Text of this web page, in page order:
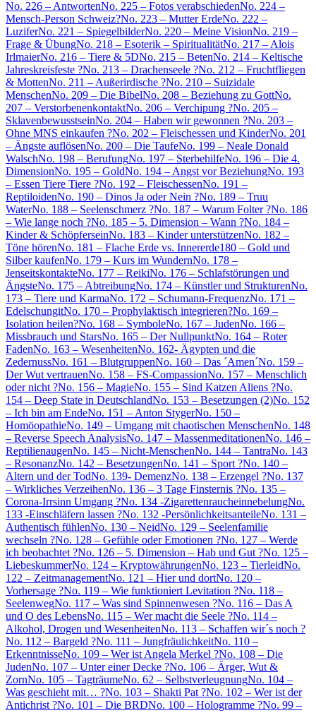
No. 226 – AntwortenNo. 225 – Fotos verabschiedenNo. 224 –
Mensch-Person Schweiz?No. 223 – Mutter ErdeNo. 222 –
LuziferNo. 221 – SpiegelbilderNo. 220 – Meine VisionNo. 219 –
Frage & ÜbungNo. 218 – Esoterik – SpiritualitätNo. 217 – Alois
IrlmaierNo. 216 – Tiere & 5DNo. 215 – BetenNo. 214 – Keltische
Jahreskreisfeste ?No. 213 – Drachenseele ?No. 212 – Fruchtfliegen
& MottenNo. 211 – Außerirdische ?No. 210 – Suizidale
MenschenNo. 209 – Die BibelNo. 208 – Beziehung zu GottNo.
207 – VerstorbenenkontaktNo. 206 – Verchipung ?No. 205 –
SklavenbewusstseinNo. 204 – Haben wir gewonnen ?No. 203 –
Ohne MNS einkaufen ?No. 202 – Fleischessen und KinderNo. 201
– Ängste auflösenNo. 200 – Die TaufeNo. 199 – Neale Donald
WalschNo. 198 – BerufungNo. 197 – SterbehilfeNo. 196 – Die 4.
DimensionNo. 195 – GoldNo. 194 – Angst vor BeziehungNo. 193
– Essen Tiere Tiere ?No. 192 – FleischessenNo. 191 –
ReptiloidenNo. 190 – Dinos Ja oder Nein ?No. 189 – Truu
WaterNo. 188 – Seelenschmerz ?No. 187 – Warum Folter ?No. 186
– Wie lange noch ?No. 185 – 5. Dimension – Wann ?No. 184 –
Kinder & SchöpferseinNo. 183 – Kinder unterstützenNo. 182 –
Töne hörenNo. 181 – Flache Erde vs. Innererde180 – Gold und
Silber kaufenNo. 179 – Kurs im WundernNo. 178 –
JenseitskontakteNo. 177 – ReikiNo. 176 – Schlafstörungen und
ÄngsteNo. 175 – AbtreibungNo. 174 – Künstler und StrukturenNo.
173 – Tiere und KarmaNo. 172 – Schumann-FrequenzNo. 171 –
EdelschungitNo. 170 – Prophylaktisch integrieren?No. 169 –
Isolation heilen?No. 168 – SymboleNo. 167 – JudenNo. 166 –
Missbrauch und StarsNo. 165 – Der NullpunktNo. 164 – Roter
FadenNo. 163 – WesenheitenNo. 162- Ägypten und die
ZedernussNo. 161 – BlutgruppenNo. 160 – Das ´Amen´No. 159 –
Der Wut vertrauenNo. 158 – FS-CompassionNo. 157 – Menschlich
oder nicht ?No. 156 – MagieNo. 155 – Sind Katzen Aliens ?No.
154 – Deep State in DeutschlandNo. 153 – Besetzungen (2)No. 152
– Ich bin am EndeNo. 151 – Anton StygerNo. 150 –
HomöopathieNo. 149 – Umgang mit chaotischen MenschenNo. 148
– Reverse Speech AnalysisNo. 147 – MassenmeditationenNo. 146 –
ReptilienaugenNo. 145 – Nicht-MenschenNo. 144 – TantraNo. 143
– ResonanzNo. 142 – BesetzungenNo. 141 – Sport ?No. 140 –
Altern und der TodNo. 139- DemenzNo. 138 – Erzengel ?No. 137
– Wirkliches VerzeihenNo. 136 – 3 Tage Finsternis ?No. 135 –
Corona-Irrsinn Umgang ?No. 134 -ZigarettenraucheinnebelungNo.
133 -Einschläfern lassen ?No. 132 -PersönlichkeitsanteileNo. 131 –
Authentisch fühlenNo. 130 – NeidNo. 129 – Seelenfamilie
wechseln ?No. 128 – Gefühle oder Emotionen ?No. 127 – Werde
ich beobachtet ?No. 126 – 5. Dimension – Hab und Gut ?No. 125 –
LiebeskummerNo. 124 – KryptowährungenNo. 123 – TierleidNo.
122 – ZeitmanagementNo. 121 – Hier und dortNo. 120 –
Vorhersage ?No. 119 – Wie funktioniert Levitation ?No. 118 –
SeelenwegNo. 117 – Was sind Spinnenwesen ?No. 116 – Das A
und O des LebensNo. 115 – Wer macht die Seele ?No. 114 –
Alkohol, Drogen und WesenheitenNo. 113 – Schaffen wir´s noch ?
No. 112 – Bargeld ?No. 111 – JungfräulichkeitNo. 110 –
ErkenntnisseNo. 109 – Wer ist Angela Merkel ?No. 108 – Die
JudenNo. 107 – Unter einer Decke ?No. 106 – Ärger, Wut &
ZornNo. 105 – TagträumeNo. 62 – SelbstverleugnungNo. 104 –
Was geschieht mit… ?No. 103 – Shakti Pat ?No. 102 – Wer ist der
Antichrist ?No. 101 – Die BRDNo. 100 – Hologramme ?No. 99 –